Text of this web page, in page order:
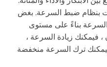
بنظام ضبط السرعة. بغض
بناءً على مستوى
، فيمكنك زيادة السرعة ،
ترك السرعة منخفضة